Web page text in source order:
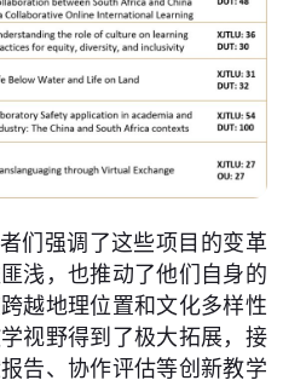
们强调了这些项目的变革
浅，也推动了他们自身的
越地理位置和文化多样性
视野得到了极大拓展，接
告、协作评估等创新教学